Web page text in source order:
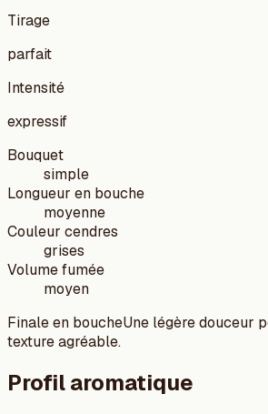
Tirage
parfait
Intensité
expressif
Bouquet
simple
Longueur en bouche
moyenne
Couleur cendres
grises
Volume fumée
moyen
Finale en boucheUne légère douceur
texture agréable.
Profil aromatique